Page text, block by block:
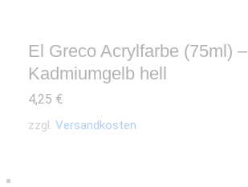
El Greco Acrylfarbe (75ml) –
Kadmiumgelb hell
4,25 €
zzgl. Versandkosten